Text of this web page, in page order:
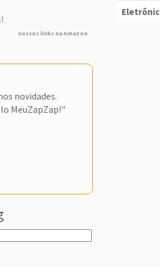
nossos links na Amazon
novidades.
MeuZapZap!"